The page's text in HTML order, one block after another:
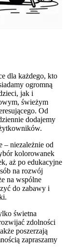
dla każdego, kto
ogromną
jak i
świeżym
Od
dodajemy
– niezależnie od
kolorowanek
aż po edukacyjne
na rozwój
na wspólne
do zabawy i
świetna
zdolności
poszerzają
zapraszamy